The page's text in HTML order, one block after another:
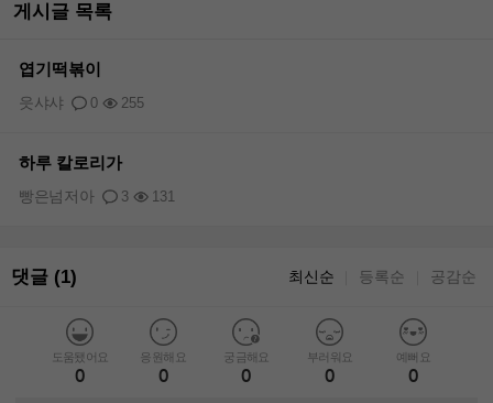
게시글 목록
엽기떡볶이
0 255
읏샤샤
하루 칼로리가
3 131
빵은넘저아
댓글 (1) 최신순 등록순 공감순
도움됐어요
0
응원해요
0
궁금해요
0
부러워요
0
예뻐요
0